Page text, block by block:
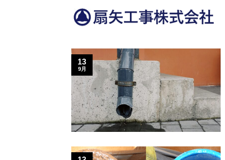
13
9月